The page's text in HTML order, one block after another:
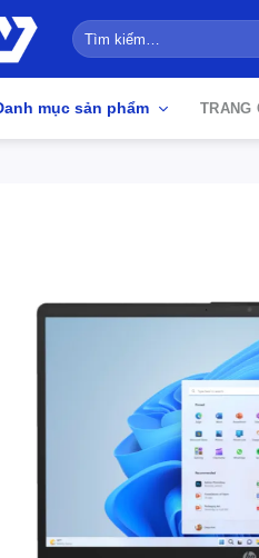
Tìm
kiếm:
mục sản phẩm TRANG